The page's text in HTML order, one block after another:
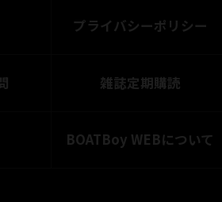
プライバシーポリシー
雑誌定期購読
BOATBoy WEBについて